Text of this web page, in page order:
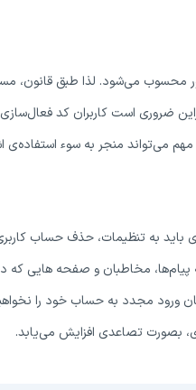
محسوب می‌شود. لذا طبق قانون،
است کاربران کد فعال‌سازی
می‌تواند منجر به سوء
باید به تنظیمات، حذف حساب
مخاطبان و صفحه هایی که
ورود مجدد به حساب خود را
بصورت تصاعدی افزایش می‌یابد.
✓